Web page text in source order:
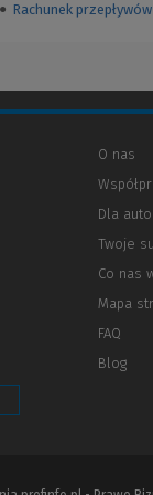
● Rachunek
O nas
Dla
Twoje
Co nas
Mapa
FAQ
Blog